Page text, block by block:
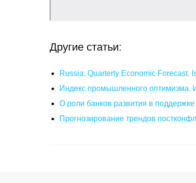
Другие статьи:
Russia: Quarterly Economic Forecast.
Индекс промышленного оптимизма.
О роли банков развития в
Прогнозирование трендов